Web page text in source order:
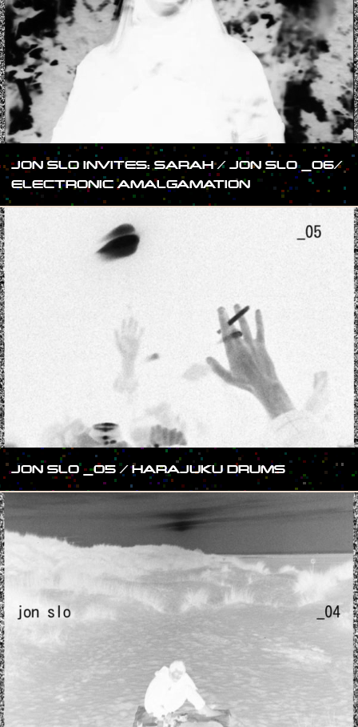
JON SLO INVITES: SARAH / JON SLO _06/
ELECTRONIC AMALGAMATION
JON SLO _05 / HARAJUKU DRUMS